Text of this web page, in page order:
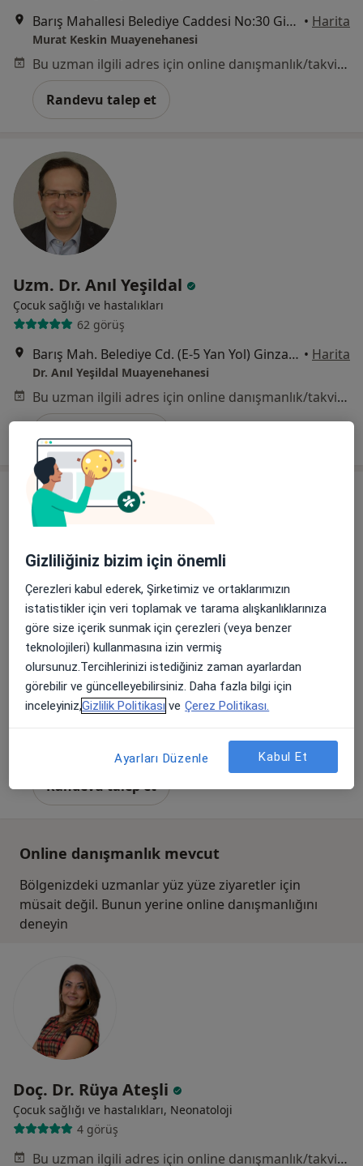
Barış Mahallesi Belediye Caddesi No:30 Ginza Lavinya Park C Blk No:174,, İstanbul • Harita
Murat Keskin Muayenehanesi
Bu uzman ilgili adres için online danışmanlık/takvim sunmuyor.
Randevu talep et
Uzm. Dr. Anıl Yeşildal
Çocuk sağlığı ve hastalıkları
62 görüş
Barış Mah. Belediye Cd. (E-5 Yan Yol) Ginza Lavinya Park No: 30 B blok No:103, İstanbul • Harita
Dr. Anıl Yeşildal Muayenehanesi
Bu uzman ilgili adres için online danışmanlık/takvim sunmuyor.
Uzm. Dr. İlhan Chatıpmemet (Hatipoğlu)
Çocuk sağlığı ve hastalıkları
Randevu talep et
Online danışmanlık mevcut
Bölgenizdeki uzmanlar yüz yüze ziyaretler için
müsait değil. Bunun yerine online danışmanlığını
deneyin
Doç. Dr. Rüya Ateşli
Çocuk sağlığı ve hastalıkları, Neonatoloji
4 görüş
Bu uzman ilgili adres için online danışmanlık/takvim sunmuyor.
Gizliliğiniz bizim için önemli
Çerezleri kabul ederek, Şirketimiz ve ortaklarımızın
istatistikler için veri toplamak ve tarama alışkanlıklarınıza
göre size içerik sunmak için çerezleri (veya benzer
teknolojileri) kullanmasına izin vermiş
olursunuz.Tercihlerinizi istediğiniz zaman ayarlardan
görebilir ve güncelleyebilirsiniz. Daha fazla bilgi için
inceleyiniz,Gizlilik Politikası ve Çerez Politikası.
Ayarları Düzenle Kabul Et